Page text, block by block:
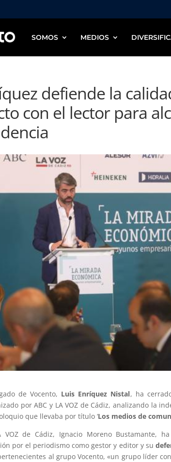
SOMOS MEDIOS
defiende la
con el lector para
de Vocento, Luis Enríquez Nistal, ha
por ABC y LA VOZ de Cádiz, analizando la
que llevaba por título ‘Los medios de
de Cádiz, Ignacio Moreno Bustamante,
por el periodismo como gestor y editor y su
al grupo Vocento, «un grupo líder